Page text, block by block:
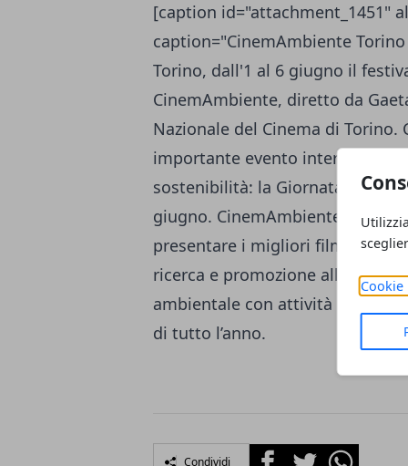
Cookie
[caption id="attachment_1451"
caption="CinemAmbiente
Torino, dall'1 al 6 giugno il
CinemAmbiente, diretto da
Nazionale del Cinema di
importante evento
sostenibilità: la Giornata
giugno. CinemAmbiente nasce
presentare i migliori film
ricerca e promozione
ambientale con attività che si
di tutto l’anno.
Condividi FacebookTwitterWhatsapp